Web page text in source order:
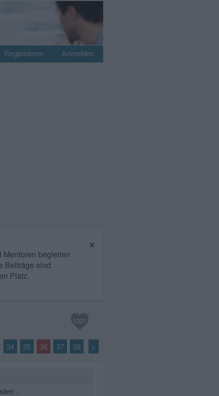
Anmelden
Registrieren
×
begleiten
Beiträge sind
Platz.
1337
34 35 36 37 38 >
..